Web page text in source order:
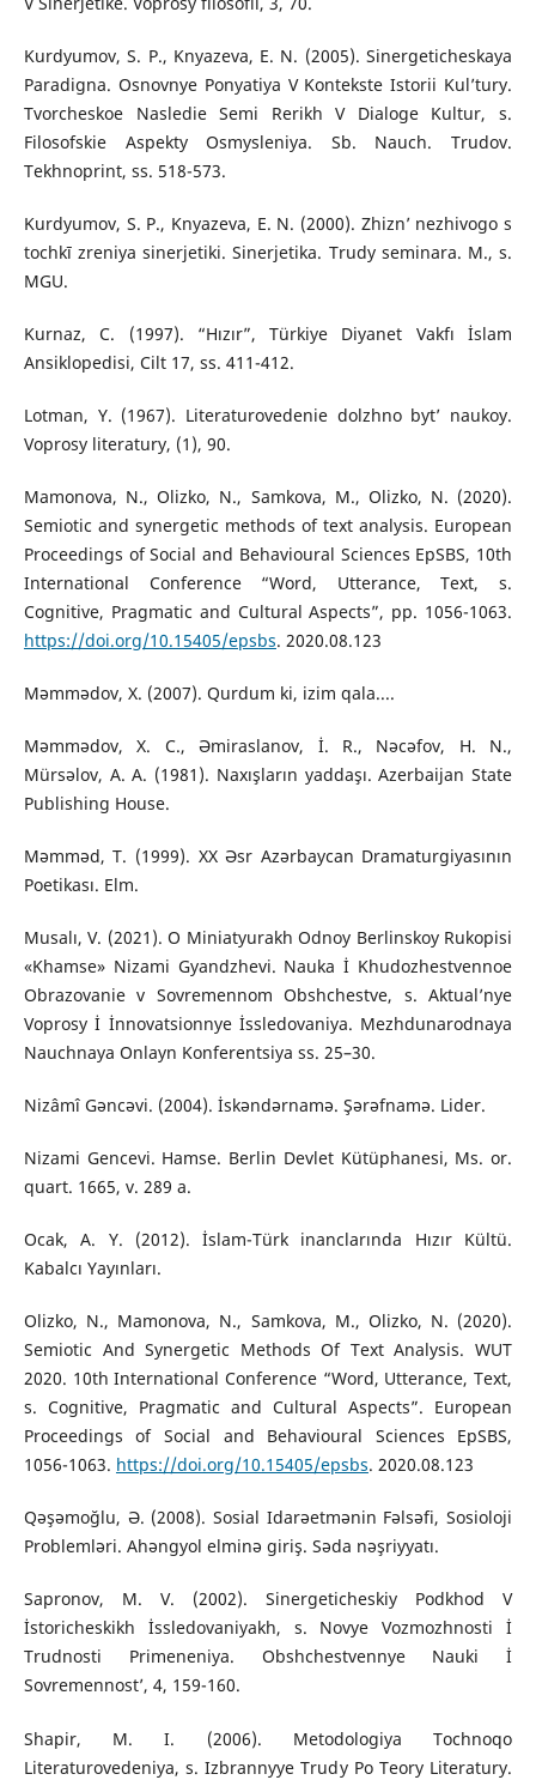
Kurdyumov, S. P., Knyazeva, E. N. (2005). Sinergeticheskaya
Paradigna. Osnovnye Ponyatiya V Kontekste Istorii Kul’tury.
Tvorcheskoe Nasledie Semi Rerikh V Dialoge Kultur, s.
Filosofskie Aspekty Osmysleniya. Sb. Nauch. Trudov.
Tekhnoprint, ss. 518-573.
Kurdyumov, S. P., Knyazeva, E. N. (2000). Zhizn’ nezhivogo s
tochkī zreniya sinerjetiki. Sinerjetika. Trudy seminara. M., s.
MGU.
Kurnaz, C. (1997). “Hızır”, Türkiye Diyanet Vakfı İslam
Ansiklopedisi, Cilt 17, ss. 411-412.
Lotman, Y. (1967). Literaturovedenie dolzhno byt’ naukoy.
Voprosy literatury, (1), 90.
Mamonova, N., Olizko, N., Samkova, M., Olizko, N. (2020).
Semiotic and synergetic methods of text analysis. European
Proceedings of Social and Behavioural Sciences EpSBS, 10th
International Conference “Word, Utterance, Text, s.
Cognitive, Pragmatic and Cultural Aspects”, pp. 1056-1063.
https://doi.org/10.15405/epsbs. 2020.08.123
Məmmədov, X. (2007). Qurdum ki, izim qala....
Məmmədov, X. C., Əmiraslanov, İ. R., Nəcəfov, H. N.,
Mürsəlov, A. A. (1981). Naxışların yaddaşı. Azerbaijan State
Publishing House.
Məmməd, T. (1999). XX Əsr Azərbaycan Dramaturgiyasının
Poetikası. Elm.
Musalı, V. (2021). O Miniatyurakh Odnoy Berlinskoy Rukopisi
«Khamse» Nizami Gyandzhevi. Nauka İ Khudozhestvennoe
Obrazovanie v Sovremennom Obshchestve, s. Aktual’nye
Voprosy İ İnnovatsionnye İssledovaniya. Mezhdunarodnaya
Nauchnaya Onlayn Konferentsiya ss. 25–30.
Nizâmî Gəncəvi. (2004). İskəndərnamə. Şərəfnamə. Lider.
Nizami Gencevi. Hamse. Berlin Devlet Kütüphanesi, Ms. or.
quart. 1665, v. 289 a.
Ocak, A. Y. (2012). İslam-Türk inanclarında Hızır Kültü.
Kabalcı Yayınları.
Olizko, N., Mamonova, N., Samkova, M., Olizko, N. (2020).
Semiotic And Synergetic Methods Of Text Analysis. WUT
2020. 10th International Conference “Word, Utterance, Text,
s. Cognitive, Pragmatic and Cultural Aspects”. European
Proceedings of Social and Behavioural Sciences EpSBS,
1056-1063. https://doi.org/10.15405/epsbs. 2020.08.123
Qəşəmoğlu, Ə. (2008). Sosial Idarəetmənin Fəlsəfi, Sosioloji
Problemləri. Ahəngyol elminə giriş. Səda nəşriyyatı.
Sapronov, M. V. (2002). Sinergeticheskiy Podkhod V
İstoricheskikh İssledovaniyakh, s. Novye Vozmozhnosti İ
Trudnosti Primeneniya. Obshchestvennye Nauki İ
Sovremennost’, 4, 159-160.
Shapir, M. I. (2006). Metodologiya Tochnoqo
Literaturovedeniya, s. Izbrannyye Trudy Po Teory Literatury.